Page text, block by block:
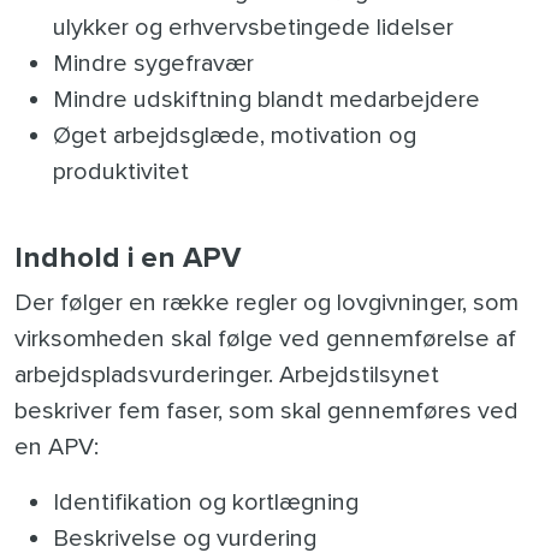
ulykker og erhvervsbetingede lidelser
Mindre sygefravær
Mindre udskiftning blandt medarbejdere
Øget arbejdsglæde, motivation og
produktivitet
Indhold i en APV
Der følger en række regler og lovgivninger, som
virksomheden skal følge ved gennemførelse af
arbejdspladsvurderinger. Arbejdstilsynet
beskriver fem faser, som skal gennemføres ved
en APV:
Identifikation og kortlægning
Beskrivelse og vurdering